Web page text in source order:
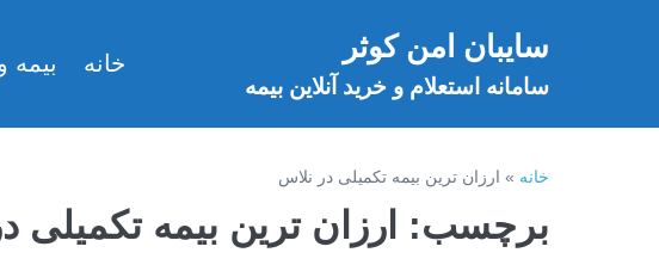
سایبان امن کوثر
سامانه استعلام و خرید آنلاین بیمه
خانه بیمه
خانه » ارزان ترین بیمه تکمیلی در نلاس
برچسب: ارزان ترین بیمه تکمیلی